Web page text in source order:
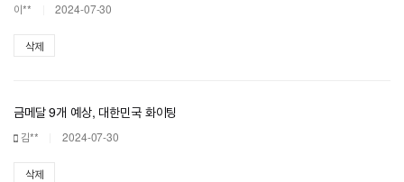
이** 2024-07-30
삭제
금메달 9개 예상, 대한민국 화이팅
김** 2024-07-30
삭제